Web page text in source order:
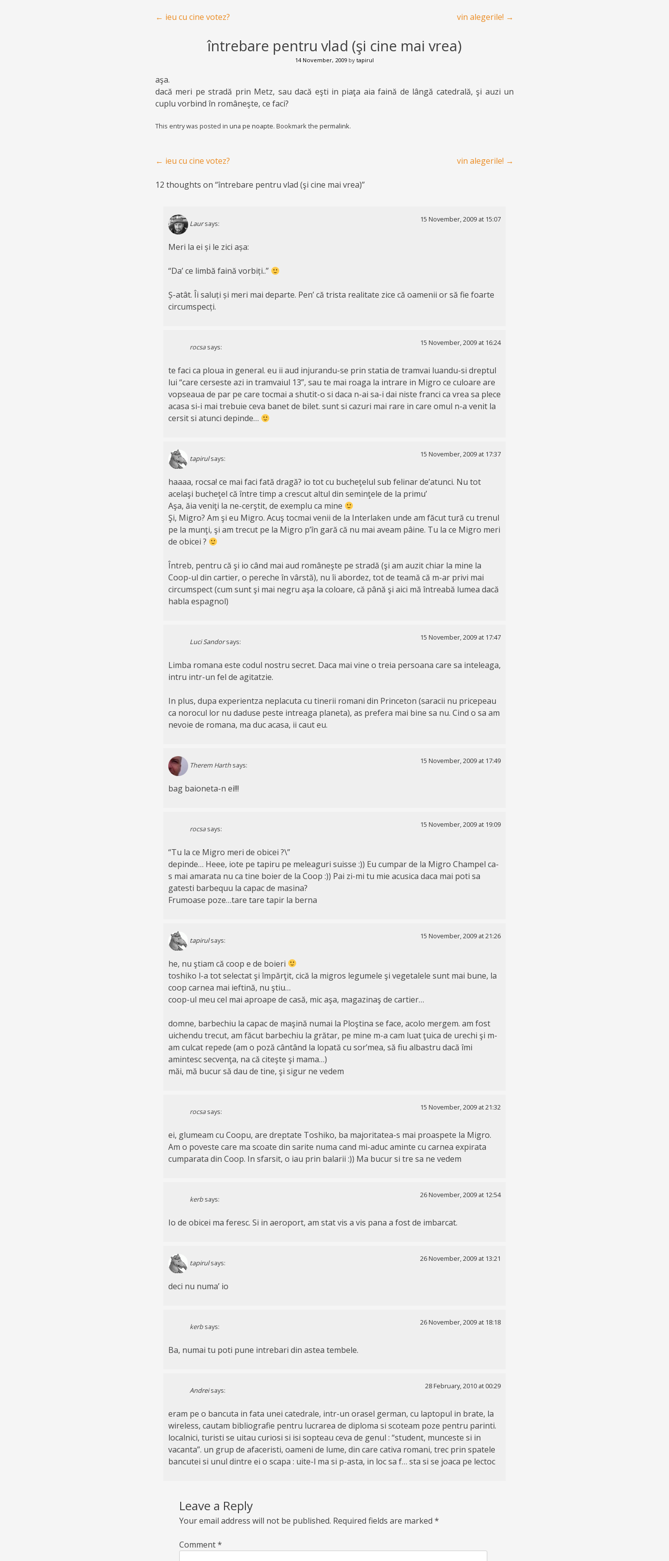
Post navigation
← ieu cu cine votez? vin alegerile! →
întrebare pentru vlad (şi cine mai vrea)
14 November, 2009 by tapirul
aşa.
dacă meri pe stradă prin Metz, sau dacă eşti in piaţa aia faină de lângă catedrală, şi auzi un
cuplu vorbind în româneşte, ce faci?
This entry was posted in una pe noapte. Bookmark the permalink.
Post navigation
← ieu cu cine votez? vin alegerile! →
12 thoughts on “întrebare pentru vlad (şi cine mai vrea)”
Laur says:
15 November, 2009 at 15:07
Meri la ei și le zici așa:
“Da’ ce limbă faină vorbiți..”
Ș-atât. Îi saluți și meri mai departe. Pen’ că trista realitate zice că oamenii or să fie foarte
circumspecți.
rocsa says:
15 November, 2009 at 16:24
te faci ca ploua in general. eu ii aud injurandu-se prin statia de tramvai luandu-si dreptul
lui “care cerseste azi in tramvaiul 13”, sau te mai roaga la intrare in Migro ce culoare are
vopseaua de par pe care tocmai a shutit-o si daca n-ai sa-i dai niste franci ca vrea sa plece
acasa si-i mai trebuie ceva banet de bilet. sunt si cazuri mai rare in care omul n-a venit la
cersit si atunci depinde…
tapirul says:
15 November, 2009 at 17:37
haaaa, rocsa! ce mai faci fată dragă? io tot cu bucheţelul sub felinar de’atunci. Nu tot
acelaşi bucheţel că între timp a crescut altul din seminţele de la primu’
Aşa, ăia veniţi la ne-cerştit, de exemplu ca mine
Şi, Migro? Am şi eu Migro. Acuş tocmai venii de la Interlaken unde am făcut tură cu trenul
pe la munţi, şi am trecut pe la Migro p’în gară că nu mai aveam pâine. Tu la ce Migro meri
de obicei ?
Întreb, pentru că şi io când mai aud româneşte pe stradă (şi am auzit chiar la mine la
Coop-ul din cartier, o pereche în vârstă), nu îi abordez, tot de teamă că m-ar privi mai
circumspect (cum sunt şi mai negru aşa la coloare, că până şi aici mă întreabă lumea dacă
habla espagnol)
Luci Sandor says:
15 November, 2009 at 17:47
Limba romana este codul nostru secret. Daca mai vine o treia persoana care sa inteleaga,
intru intr-un fel de agitatzie.
In plus, dupa experientza neplacuta cu tinerii romani din Princeton (saracii nu pricepeau
ca norocul lor nu daduse peste intreaga planeta), as prefera mai bine sa nu. Cind o sa am
nevoie de romana, ma duc acasa, ii caut eu.
Therem Harth says:
15 November, 2009 at 17:49
bag baioneta-n ei!!!
rocsa says:
15 November, 2009 at 19:09
“Tu la ce Migro meri de obicei ?\”
depinde… Heee, iote pe tapiru pe meleaguri suisse :)) Eu cumpar de la Migro Champel ca-
s mai amarata nu ca tine boier de la Coop :)) Pai zi-mi tu mie acusica daca mai poti sa
gatesti barbequu la capac de masina?
Frumoase poze…tare tare tapir la berna
tapirul says:
15 November, 2009 at 21:26
he, nu ştiam că coop e de boieri
toshiko l-a tot selectat şi împărţit, cică la migros legumele şi vegetalele sunt mai bune, la
coop carnea mai ieftină, nu ştiu…
coop-ul meu cel mai aproape de casă, mic aşa, magazinaş de cartier…
domne, barbechiu la capac de maşină numai la Ploştina se face, acolo mergem. am fost
uichendu trecut, am făcut barbechiu la grătar, pe mine m-a cam luat ţuica de urechi şi m-
am culcat repede (am o poză cântând la lopată cu sor’mea, să fiu albastru dacă îmi
amintesc secvenţa, na că citeşte şi mama…)
măi, mă bucur să dau de tine, şi sigur ne vedem
rocsa says:
15 November, 2009 at 21:32
ei, glumeam cu Coopu, are dreptate Toshiko, ba majoritatea-s mai proaspete la Migro.
Am o poveste care ma scoate din sarite numa cand mi-aduc aminte cu carnea expirata
cumparata din Coop. In sfarsit, o iau prin balarii :)) Ma bucur si tre sa ne vedem
kerb says:
26 November, 2009 at 12:54
Io de obicei ma feresc. Si in aeroport, am stat vis a vis pana a fost de imbarcat.
tapirul says:
26 November, 2009 at 13:21
deci nu numa’ io
kerb says:
26 November, 2009 at 18:18
Ba, numai tu poti pune intrebari din astea tembele.
Andrei says:
28 February, 2010 at 00:29
eram pe o bancuta in fata unei catedrale, intr-un orasel german, cu laptopul in brate, la
wireless, cautam bibliografie pentru lucrarea de diploma si scoteam poze pentru parinti.
localnici, turisti se uitau curiosi si isi sopteau ceva de genul : “student, munceste si in
vacanta”. un grup de afaceristi, oameni de lume, din care cativa romani, trec prin spatele
bancutei si unul dintre ei o scapa : uite-l ma si p-asta, in loc sa f… sta si se joaca pe lectoc
Leave a Reply
Your email address will not be published. Required fields are marked *
Comment*